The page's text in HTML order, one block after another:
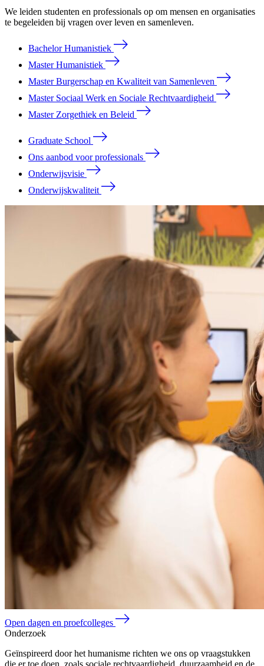
We leiden studenten en professionals op om mensen en organisaties
te begeleiden bij vragen over leven en samenleven.
Bachelor Humanistiek
Master Humanistiek
Master Burgerschap en Kwaliteit van Samenleven
Master Sociaal Werk en Sociale Rechtvaardigheid
Master Zorgethiek en Beleid
Graduate School
Ons aanbod voor professionals
Onderwijsvisie
Onderwijskwaliteit
Open dagen en proefcolleges
Onderzoek
Geïnspireerd door het humanisme richten we ons op vraagstukken
die er toe doen, zoals sociale rechtvaardigheid, duurzaamheid en de